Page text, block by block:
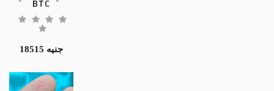
BTC
18515 جنيه